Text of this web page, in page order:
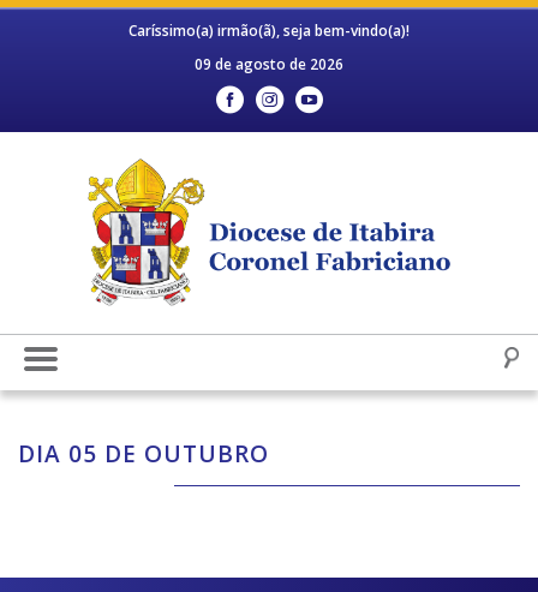
Caríssimo(a) irmão(ã), seja bem-vindo(a)!
09 de agosto de 2026
DIA 05 DE OUTUBRO